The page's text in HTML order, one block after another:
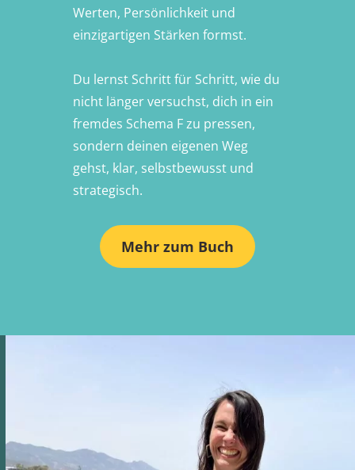
Werten, Persönlichkeit und
einzigartigen Stärken formst.
Du lernst Schritt für Schritt, wie du
nicht länger versuchst, dich in ein
fremdes Schema F zu pressen,
sondern deinen eigenen Weg
gehst, klar, selbstbewusst und
strategisch.
Mehr zum Buch